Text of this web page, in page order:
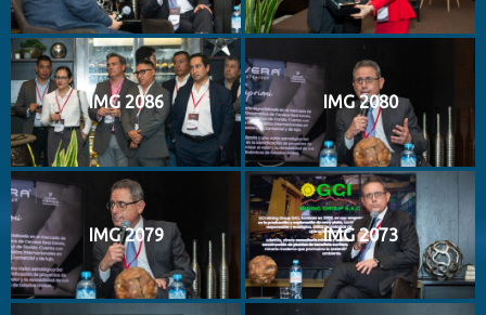
IMG 2086 IMG 2080
IMG 2079 IMG 2073